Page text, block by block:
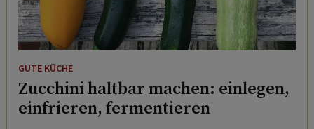
GUTE KÜCHE
Zucchini haltbar machen: einlegen,
einfrieren, fermentieren